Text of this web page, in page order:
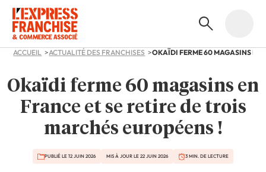
ACCUEIL ACTUALITÉ DES FRANCHISES
Okaïdi ferme 60 magasins en
France et se retire de trois
marchés européens !
PUBLIÉ LE 12 JUIN 2026 MIS À JOUR LE 22 JUIN 2026 3 MIN. DE LECTURE